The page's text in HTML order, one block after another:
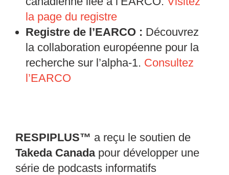
la page du registre
Registre de l’EARCO : Découvrez
la collaboration européenne pour la
recherche sur l’alpha-1. Consultez
l’EARCO
RESPIPLUS™ a reçu le soutien de
Takeda Canadapour développer une
série de podcasts informatifs